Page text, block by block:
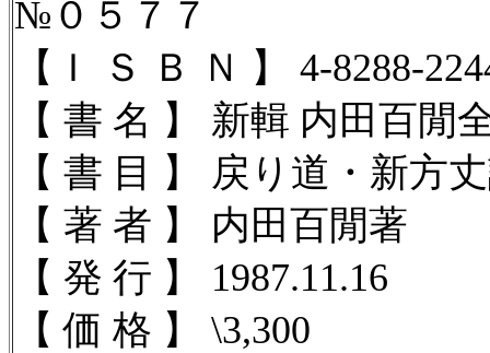
№０５７７
【Ｉ Ｓ Ｂ Ｎ 】 4-8288-
【 書 名 】 新輯 内田百閒
【 書 目 】 戻り道・新方
【 著 者 】 内田百閒著
【 発 行 】 1987.11.16
【 価 格 】 \3,300